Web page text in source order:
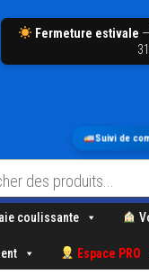
Suivi de
Fermeture estivale —
coulissante
Espace PRO